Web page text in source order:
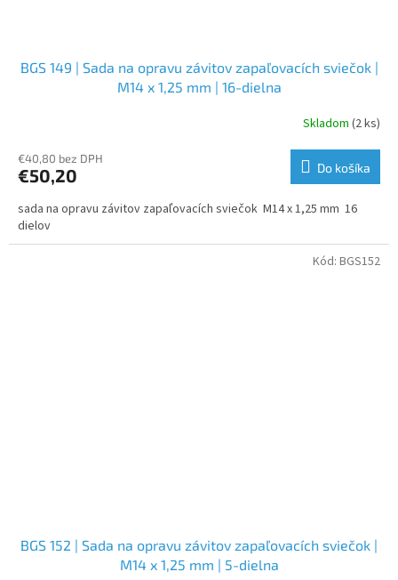
BGS 149 | Sada na opravu závitov zapaľovacích sviečok |
M14 x 1,25 mm | 16-dielna
Skladom (2 ks)
€40,80 bez DPH
€50,20 Do košíka
sada na opravu závitov zapaľovacích sviečok M14 x 1,25 mm 16
dielov
BGS 152 | Sada na opravu závitov zapaľovacích sviečok |
M14 x 1,25 mm | 5-dielna
Kód: BGS152